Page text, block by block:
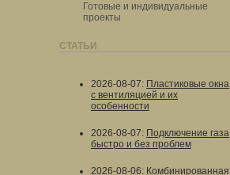
Готовые и индивидуальные
проекты
СТАТЬИ
2026-08-07: Пластиковые окна
с вентиляцией и их
особенности
2026-08-07: Подключение газа
быстро и без проблем
2026-08-06: Комбинированная